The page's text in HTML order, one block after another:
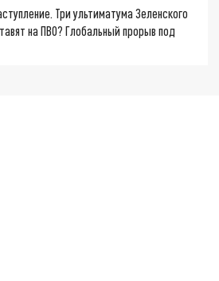
Три ультиматума Зеленского
на ПВО? Глобальный прорыв под